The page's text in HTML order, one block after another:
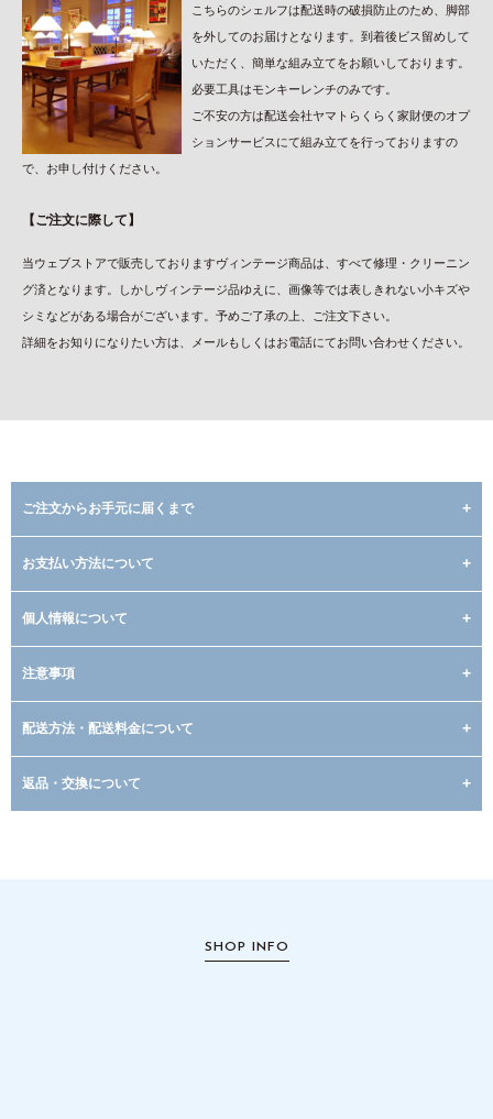
こちらのシェルフは配送時の破損防止のため、脚部
を外してのお届けとなります。到着後ビス留めして
いただく、簡単な組み立てをお願いしております。
必要工具はモンキーレンチのみです。
ご不安の方は配送会社ヤマトらくらく家財便のオプ
ションサービスにて組み立てを行っておりますの
で、お申し付けください。
【ご注文に際して】
当ウェブストアで販売しておりますヴィンテージ商品は、すべて修理・クリーニン
グ済となります。しかしヴィンテージ品ゆえに、画像等では表しきれない小キズや
シミなどがある場合がございます。予めご了承の上、ご注文下さい。
詳細をお知りになりたい方は、メールもしくはお電話にてお問い合わせください。
ご注文からお手元に届くまで
お支払い方法について
個人情報について
注意事項
配送方法・配送料金について
返品・交換について
SHOP INFO